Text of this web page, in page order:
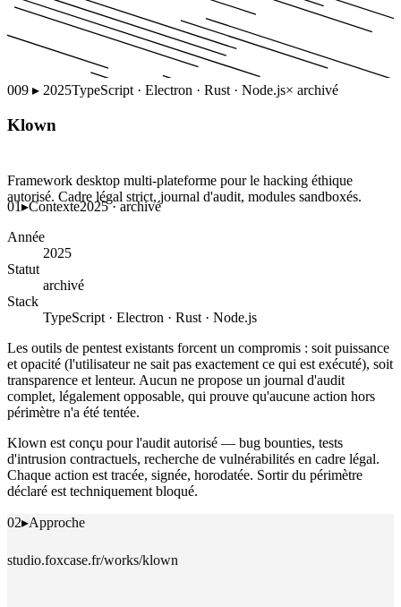
009 ▸ 2025TypeScript · Electron · Rust · Node.js× archivé
Klown
Framework desktop multi-plateforme pour le hacking éthique
autorisé. Cadre légal strict, journal d'audit, modules sandboxés.
01▸Contexte2025 · archivé
Année
2025
Statut
archivé
Stack
TypeScript · Electron · Rust · Node.js
Les outils de pentest existants forcent un compromis : soit puissance
et opacité (l'utilisateur ne sait pas exactement ce qui est exécuté), soit
transparence et lenteur. Aucun ne propose un journal d'audit
complet, légalement opposable, qui prouve qu'aucune action hors
périmètre n'a été tentée.
Klown est conçu pour l'audit autorisé — bug bounties, tests
d'intrusion contractuels, recherche de vulnérabilités en cadre légal.
Chaque action est tracée, signée, horodatée. Sortir du périmètre
déclaré est techniquement bloqué.
02▸Approche
studio.foxcase.fr/works/klown